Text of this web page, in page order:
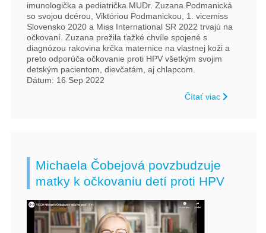
imunologička a pediatrička MUDr. Zuzana Podmanická
so svojou dcérou, Viktóriou Podmanickou, 1. vicemiss
Slovensko 2020 a Miss International SR 2022 trvajú na
očkovaní. Zuzana prežila ťažké chvíle spojené s
diagnózou rakovina krčka maternice na vlastnej koži a
preto odporúča očkovanie proti HPV všetkým svojim
detským pacientom, dievčatám, aj chlapcom.
Dátum: 16 Sep 2022
Čítať viac
Michaela Čobejová povzbudzuje
matky k očkovaniu detí proti HPV